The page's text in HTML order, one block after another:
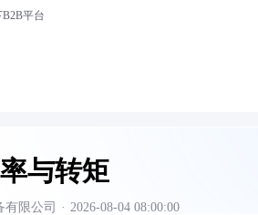
平台
与转矩
限公司 · 2026-08-04 08:00:00